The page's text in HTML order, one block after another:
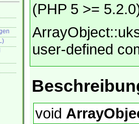
(PHP 5 >=
user-defined
void